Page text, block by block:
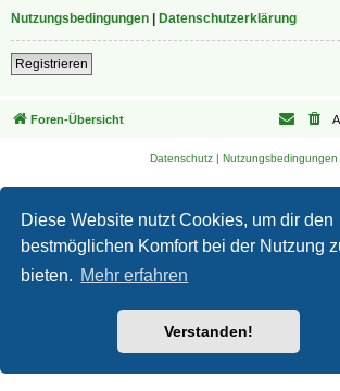
Diese Website nutzt Cookies, um dir den
bestmöglichen Komfort bei der Nutzung
bieten. Mehr erfahren
Verstanden!
Nutzungsbedingungen
Datenschutzerklärung
Registrieren
Foren-Übersicht
Datenschutz| Nutzungsbedingungen